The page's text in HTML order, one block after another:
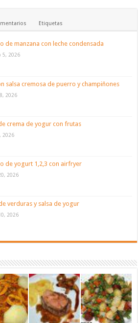
Etiquetas
de manzana con leche condensada
5, 2026
salsa cremosa de puerro y champiñones
2026
crema de yogur con frutas
2026
de yogurt 1,2,3 con airfryer
2026
verduras y salsa de yogur
2026